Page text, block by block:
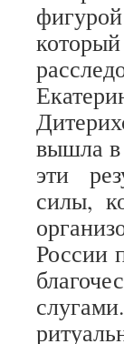
вышла в
эти
силы,
России